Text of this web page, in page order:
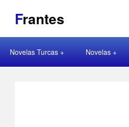
Frantes
Novelas Turcas Novelas